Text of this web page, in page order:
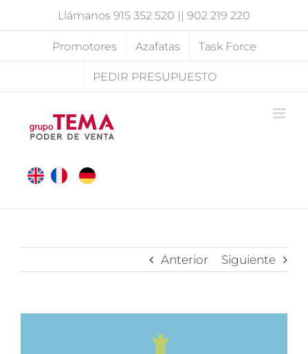
Llámanos 915 352 520 || 902 219 220
Promotores Azafatas Task Force
PEDIR PRESUPUESTO
Anterior Siguiente